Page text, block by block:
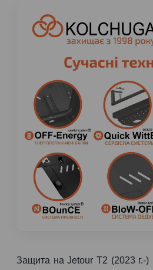
Защита на Jetour T2 (2023 г.-)